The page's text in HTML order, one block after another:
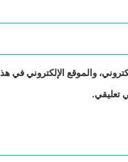
والموقع الإلكتروني في
تعليقي.